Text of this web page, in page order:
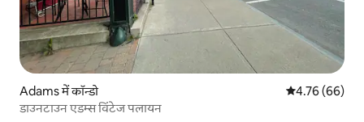
Adams में कॉन्डो औसत रेटिंग 5 में
4.76 (66)
डाउनटाउन एडम्स विंटेज पलायन